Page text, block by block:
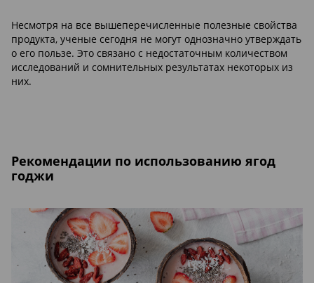
Несмотря на все вышеперечисленные полезные свойства
продукта, ученые сегодня не могут однозначно утверждать
о его пользе. Это связано с недостаточным количеством
исследований и сомнительных результатах некоторых из
них.
Рекомендации по использованию ягод
годжи